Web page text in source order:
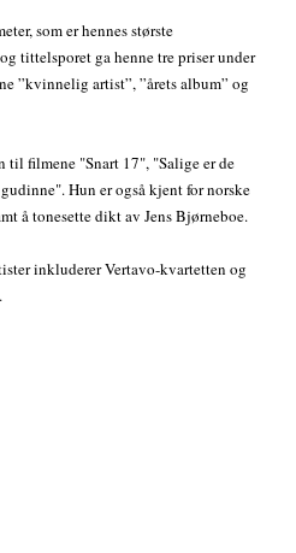
som er hennes største
tittelsporet ga henne tre priser under
”kvinnelig artist”, ”årets album” og
filmene "Snart 17", "Salige er de
Hun er også kjent for norske
å tonesette dikt av Jens Bjørneboe.
inkluderer Vertavo-kvartetten og